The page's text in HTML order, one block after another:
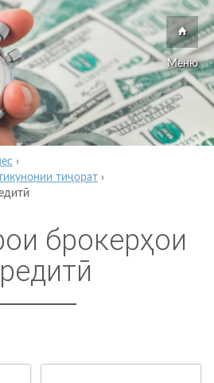
Меню
›
тиҷорат ›
брокерҳои